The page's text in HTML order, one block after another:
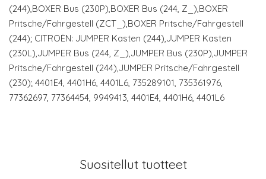
(244),BOXER Bus (230P),BOXER Bus (244, Z_),BOXER
Pritsche/Fahrgestell (ZCT_),BOXER Pritsche/Fahrgestell
(244); CITROËN: JUMPER Kasten (244),JUMPER Kasten
(230L),JUMPER Bus (244, Z_),JUMPER Bus (230P),JUMPER
Pritsche/Fahrgestell (244),JUMPER Pritsche/Fahrgestell
(230); 4401E4, 4401H6, 4401L6, 735289101, 735361976,
77362697, 77364454, 9949413, 4401E4, 4401H6, 4401L6
Suositellut tuotteet